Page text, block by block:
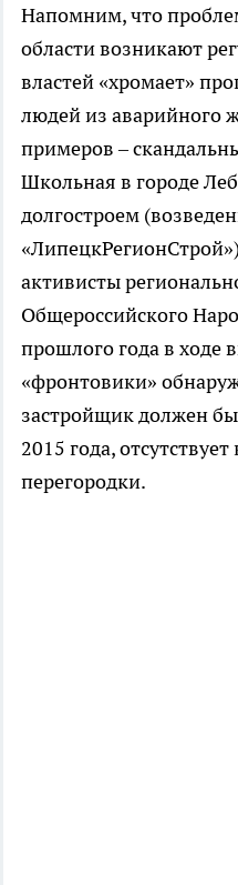
Напомним, что
области возникают
властей «хромает»
людей из аварийного
примеров –
Школьная в городе
долгостроем
активисты
Общероссийского
прошлого года в ходе
«фронтовики»
застройщик должен
2015 года,
перегородки.